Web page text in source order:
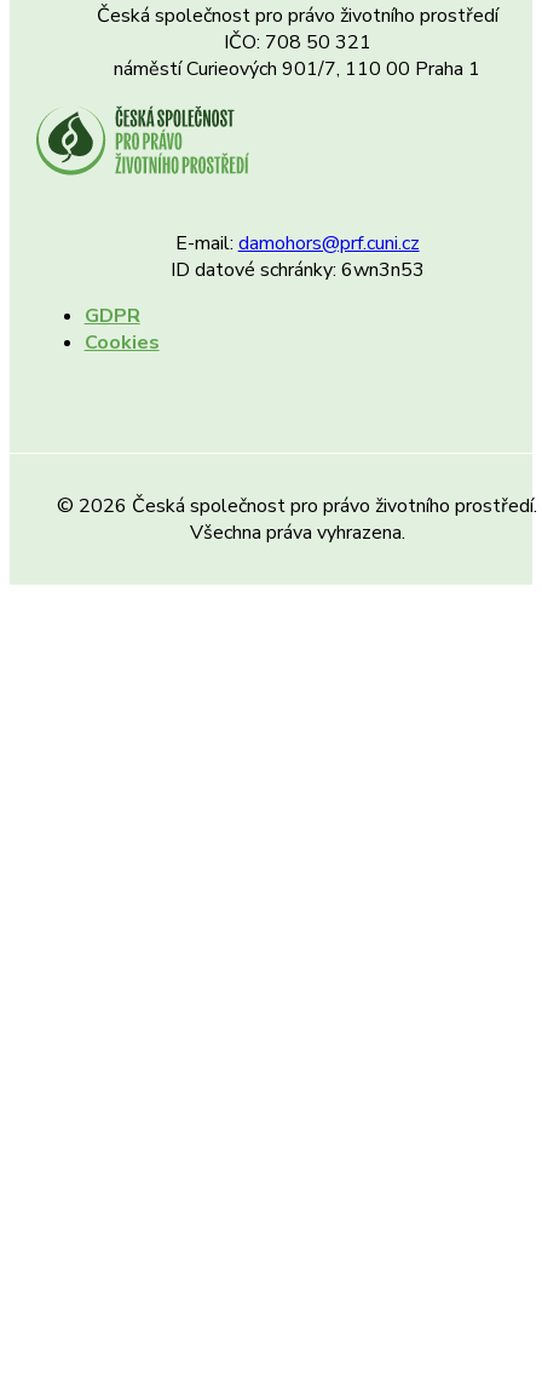
Česká společnost pro právo životního prostředí
IČO: 708 50 321
náměstí Curieových 901/7, 110 00 Praha 1
E-mail: damohors@prf.cuni.cz
ID datové schránky: 6wn3n53
GDPR
Cookies
© 2026 Česká společnost pro právo životního prostředí.
Všechna práva vyhrazena.